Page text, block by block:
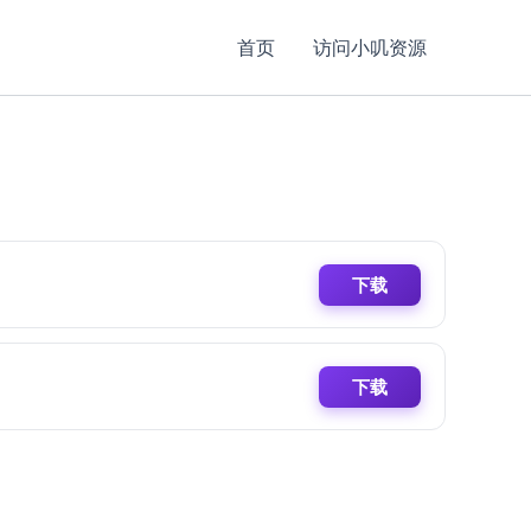
首页 访问小叽资源
下载
下载